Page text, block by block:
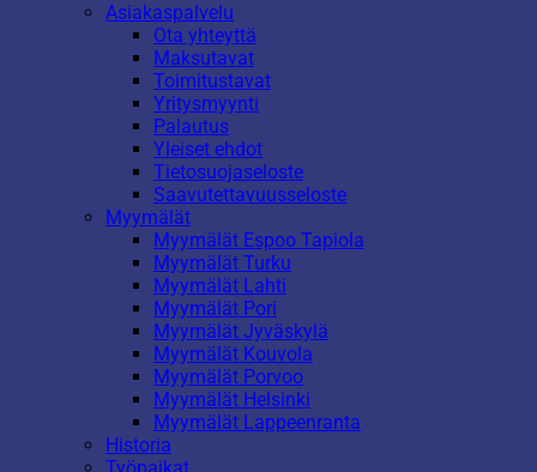
Asiakaspalvelu
Ota yhteyttä
Maksutavat
Toimitustavat
Yritysmyynti
Palautus
Yleiset ehdot
Tietosuojaseloste
Saavutettavuusseloste
Myymälät
Myymälät Espoo Tapiola
Myymälät Turku
Myymälät Lahti
Myymälät Pori
Myymälät Jyväskylä
Myymälät Kouvola
Myymälät Porvoo
Myymälät Helsinki
Myymälät Lappeenranta
Historia